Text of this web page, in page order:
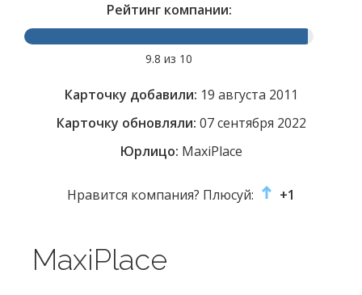
Рейтинг компании:
9.8 из 10
Карточку добавили: 19 августа 2011
Карточку обновляли: 07 сентября 2022
Юрлицо: MaxiPlace
Нравится компания? Плюсуй: +1
MaxiPlace